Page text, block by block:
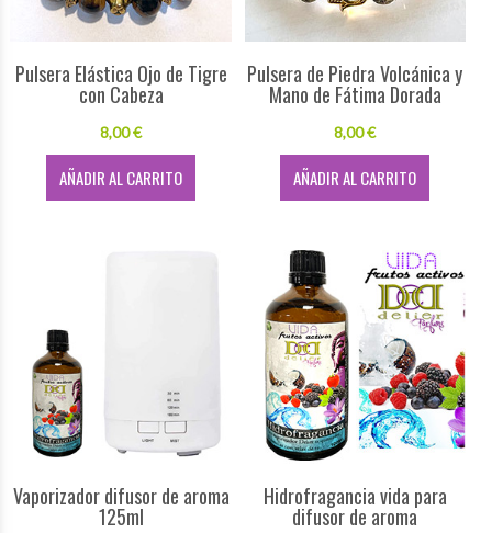
Pulsera Elástica Ojo de Tigre
con Cabeza
8,00 €
AÑADIR AL CARRITO
Pulsera de Piedra Volcánica y
Mano de Fátima Dorada
8,00 €
AÑADIR AL CARRITO
Vaporizador difusor de aroma
125ml
Hidrofragancia vida para
difusor de aroma